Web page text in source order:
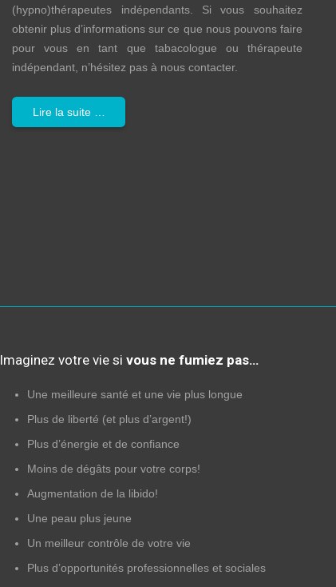
(hypno)thérapeutes indépendants. Si vous souhaitez
obtenir plus d’informations sur ce que nous pouvons faire
pour vous en tant que tabacologue ou thérapeute
indépendant, n’hésitez pas à nous contacter.
Lire la suite …
Imaginez votre vie si vous ne fumiez pas…
Une meilleure santé et une vie plus longue
Plus de liberté (et plus d’argent!)
Plus d’énergie et de confiance
Moins de dégâts pour votre corps!
Augmentation de la libido!
Une peau plus jeune
Un meilleur contrôle de votre vie
Plus d’opportunités professionnelles et sociales